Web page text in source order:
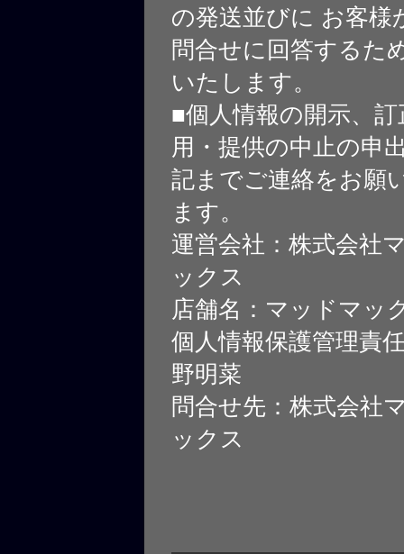
の発送並びに お客様
問合せに回答するた
いたします。
■個人情報の開示、
用・提供の中止の申
記までご連絡をお願
ます。
運営会社：株式会社
ックス
店舗名：マッドマッ
個人情報保護管理責
野明菜
問合せ先：株式会社
ックス